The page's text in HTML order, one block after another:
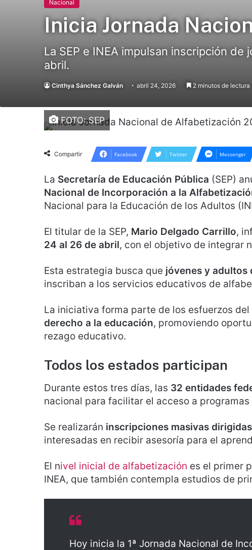
Nacional
Inicia Jornada
La SEP e INEA impulsan inscripción
abril.
Cinthya Sánchez Galván abril 24, 2026 2 minutos de lectura
FOTO: SEP
Compartir Facebook Twitter Messenger
La Secretaría de Educación Pública (SEP)
Nacional de Incorporación a la
Nacional para la Educación de los Adultos
El titular de la SEP, Mario Delgado Carrillo,
24 al 26 de abril, con el objetivo de integrar
Esta estrategia busca que jóvenes y adultos
inscriban a los servicios educativos de
La iniciativa forma parte de los esfuerzos
derecho a la educación, promoviendo
rezago educativo.
Todos los estados participan
Durante estos tres días, las 32 entidades
nacional para facilitar el acceso a
Se realizarán inscripciones masivas
interesadas en recibir asesoría para el
El nivel inicial de alfabetización es el primer
INEA, que también contempla estudios de
Hoy inicia la 1ª Jornada Nacional de